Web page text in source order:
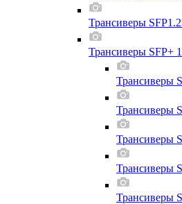
Трансиверы
Трансиверы SFP+
Трансиверы
Трансиверы
Трансиверы
Трансиверы
Трансиверы